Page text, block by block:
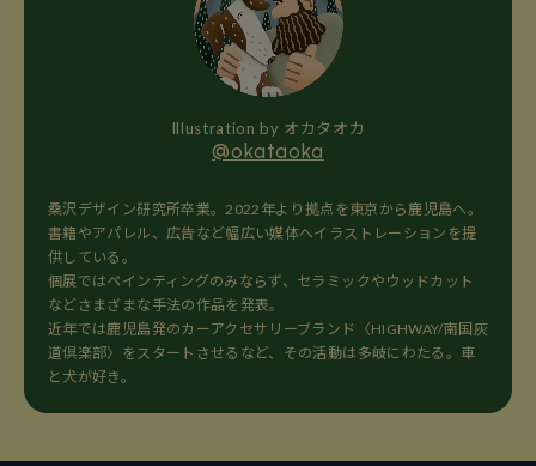
Illustration by オカタオカ
@okataoka
桑沢デザイン研究所卒業。2022年より拠点を東京から鹿児島へ。
書籍やアパレル、広告など幅広い媒体へイラストレーションを提
供している。
個展ではペインティングのみならず、セラミックやウッドカット
などさまざまな手法の作品を発表。
近年では鹿児島発のカーアクセサリーブランド〈HIGHWAY/南国灰
道倶楽部〉をスタートさせるなど、その活動は多岐にわたる。車
と犬が好き。